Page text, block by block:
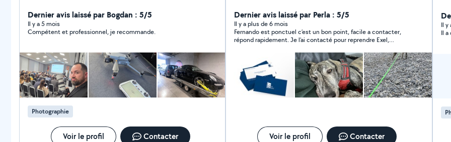
formation. Je fais de l'achat revente de véhicules et de
l'accompagnement. Je suis aussi un bon bricoleur qui
touche un peu a tout. J'adore la menuiserie. Je
pour tracter autos et motos.
Dernier avis laissé par Bogdan : 5/5
Il y a 5 mois
Compétent et professionnel, je recommande.
Photographie
Voir le profil Contacter
Dernier avis laissé par Perla : 5/5
Il y a plus de 6 mois
Fernando est ponctuel c’est un bon point, facile a contacter,
répond rapidement. Je l’ai contacté pour reprendre Exel,
recommande vivement.
Voir le profil Contacter
Il y
Il